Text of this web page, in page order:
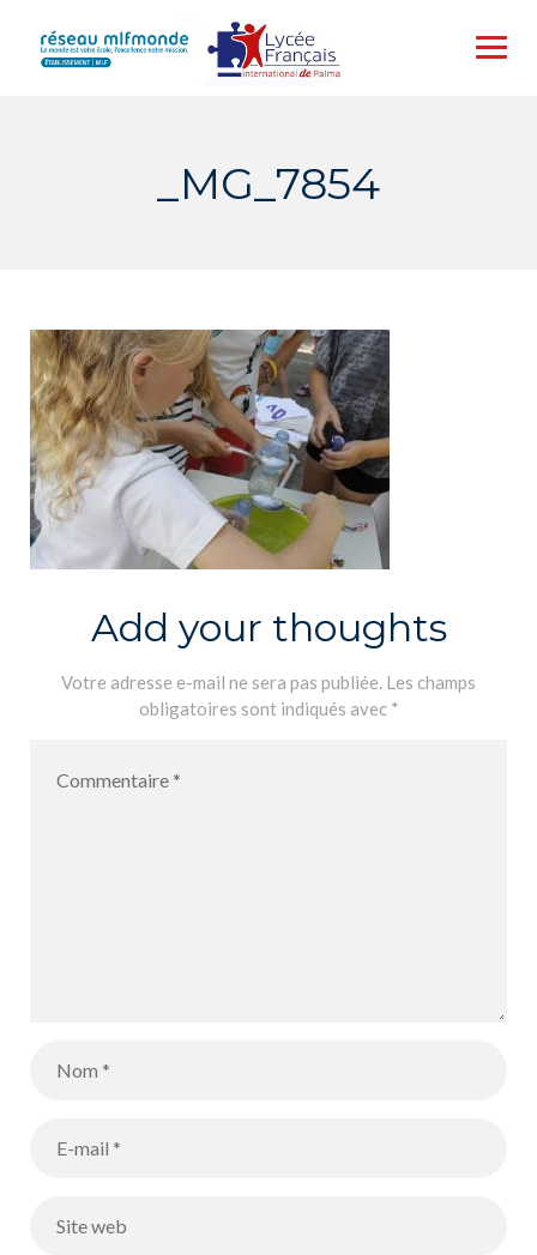
content
_MG_7854
Add your thoughts
Votre adresse e-mail ne sera pas publiée. Les champs
obligatoires sont indiqués avec *